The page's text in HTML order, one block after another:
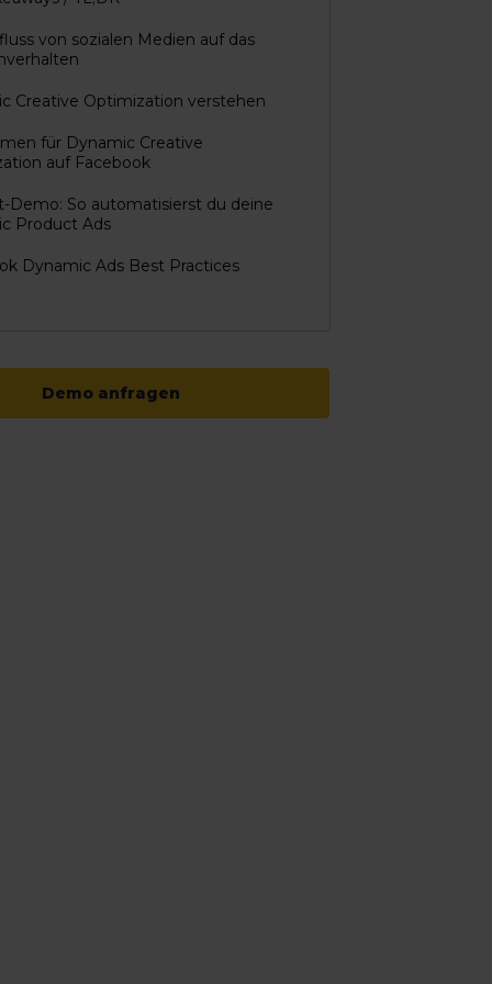
von sozialen Medien auf das
Creative Optimization verstehen
für Dynamic Creative
auf Facebook
Demo: So automatisierst du deine
Product Ads
Dynamic Ads Best Practices
Demo anfragen